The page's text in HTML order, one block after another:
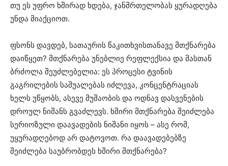
თუ ეს უფრო ხშირად ხდება, ჯანმრთელობას ყურადღება
უნდა მიაქციოთ.
ფსონს დავდებ, სათაურის წაკითხვისთანავე მთქნარება
დაიწყეთ? მთქნარება უნებლიე რეფლექსია და მასთან
ბრძოლა შეუძლებელია: ეს პროცესი ტვინის
გაგრილების საშუალებას იძლევა, კონცენტრაციას
ხელს უწყობს, ასევე მუშაობის და ოდნავ დასვენების
დროულ ნიშანს გვაძლევს. ხშირი მთქნარება შეიძლება
სერიოზული დაავადების ნიშანი იყოს – ასე რომ,
უყურადღებოდ არ დატოვოთ. რა დაავადებებზე
შეიძლება საუბრობდეს ხშირი მთქნარება?